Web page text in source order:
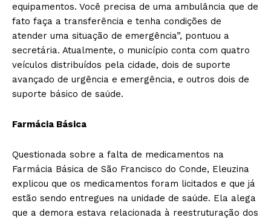
equipamentos. Você precisa de uma ambulância que de
fato faça a transferência e tenha condições de
atender uma situação de emergência”, pontuou a
secretária. Atualmente, o município conta com quatro
veículos distribuídos pela cidade, dois de suporte
avançado de urgência e emergência, e outros dois de
suporte básico de saúde.
Farmácia Básica
Questionada sobre a falta de medicamentos na
Farmácia Básica de São Francisco do Conde, Eleuzina
explicou que os medicamentos foram licitados e que já
estão sendo entregues na unidade de saúde. Ela alega
que a demora estava relacionada à reestruturação dos